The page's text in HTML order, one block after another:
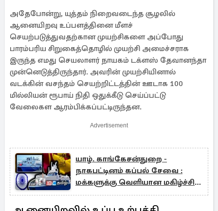
அதேபோன்று, யுத்தம் நிறைவடைந்த சூழலில்
ஆனையிறவு உப்பளத்தினை மீளச்
செயற்படுத்துவதற்கான முயற்சிகளை அப்போது
பாரம்பரிய சிறுகைத்தொழில் முயற்சி அமைச்சராக
இருந்த எமது செயலாளர் நாயகம் டக்ளஸ் தேவானந்தா
முன்னெடுத்திருந்தார். அவரின் முயற்சியினால்
வடக்கின் வசந்தம் செயற்றிட்டத்தின் ஊடாக 100
மில்லியன் ரூபாய் நிதி ஒதுக்கீடு செய்ப்பட்டு
வேலைகள ஆரம்பிக்கப்பட்டிருந்தன.
Advertisement
யாழ். காங்கேசன்துறை -
நாகபட்டினம் கப்பல் சேவை :
மக்களுக்கு வெளியான மகிழ்ச்சி
தகவல்